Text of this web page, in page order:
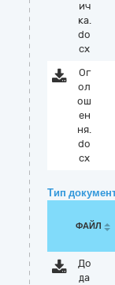
ич
ка.
do
cx
Ог
ол
ош
ен
ня.
do
cx
Тип
ФАЙЛ
До
да